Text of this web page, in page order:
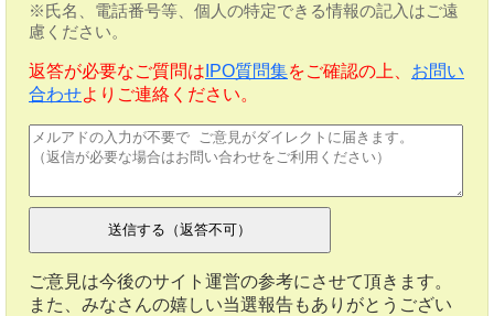
※氏名、電話番号等、個人の特定できる情報の記入はご遠
慮ください。
返答が必要なご質問は IPO質問集をご確認の上、 お問い
合わせよりご連絡ください。
ご意見は今後のサイト運営の参考にさせて頂きます。
また、みなさんの嬉しい当選報告もありがとうござい